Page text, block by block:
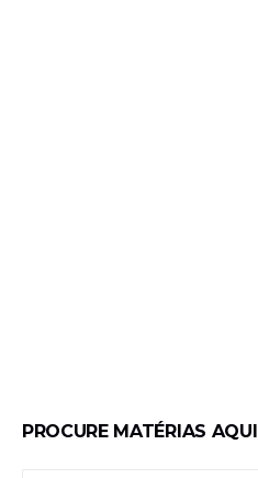
PROCURE MATÉRIAS AQUI